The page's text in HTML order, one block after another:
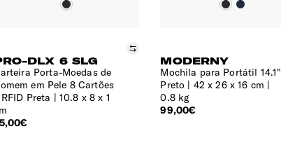
DLX 6 SLG
Porta-Moedas de
em Pele 8 Cartões
Preta
10.8 x 8 x 1
MODERNY
Mochila para Portátil 14.1"
Preto
42 x 26 x 16 cm |
0.8 kg
99,00€